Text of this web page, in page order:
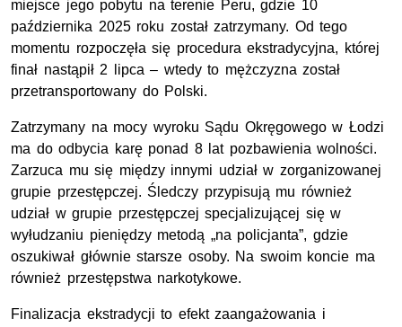
miejsce jego pobytu na terenie Peru, gdzie 10
października 2025 roku został zatrzymany. Od tego
momentu rozpoczęła się procedura ekstradycyjna, której
finał nastąpił 2 lipca – wtedy to mężczyzna został
przetransportowany do Polski.
Zatrzymany na mocy wyroku Sądu Okręgowego w Łodzi
ma do odbycia karę ponad 8 lat pozbawienia wolności.
Zarzuca mu się między innymi udział w zorganizowanej
grupie przestępczej. Śledczy przypisują mu również
udział w grupie przestępczej specjalizującej się w
wyłudzaniu pieniędzy metodą „na policjanta”, gdzie
oszukiwał głównie starsze osoby. Na swoim koncie ma
również przestępstwa narkotykowe.
Finalizacja ekstradycji to efekt zaangażowania i